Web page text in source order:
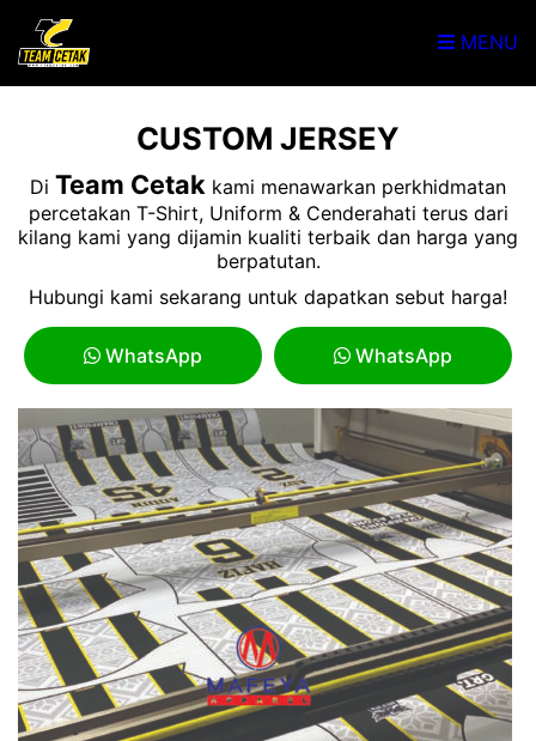
MENU
CUSTOM JERSEY
Di Team Cetak kami menawarkan perkhidmatan
percetakan T-Shirt, Uniform & Cenderahati terus dari
kilang kami yang dijamin kualiti terbaik dan harga yang
berpatutan.
Hubungi kami sekarang untuk dapatkan sebut harga!
WhatsApp WhatsApp